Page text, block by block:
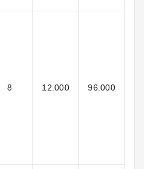
8 12.000 96.000